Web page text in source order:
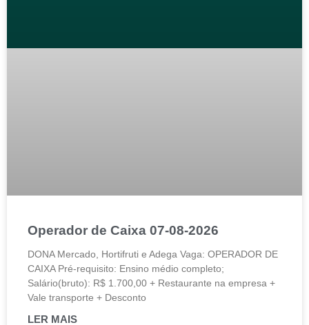
Operador de Caixa 07-08-2026
DONA Mercado, Hortifruti e Adega Vaga: OPERADOR DE
CAIXA Pré-requisito: Ensino médio completo;
Salário(bruto): R$ 1.700,00 + Restaurante na empresa +
Vale transporte + Desconto
LER MAIS